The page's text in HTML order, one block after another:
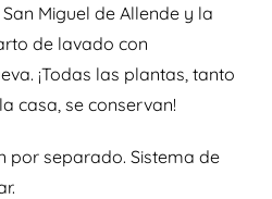
Miguel de Allende y la
de lavado con
¡Todas las plantas, tanto
casa, se conservan!
por separado. Sistema de